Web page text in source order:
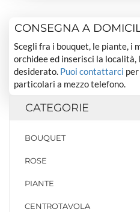
CONSEGNA A
Scegli fra i bouquet, le piante, i
orchidee ed inserisci la località,
desiderato. Puoi contattarci
particolari a mezzo telefono.
CATEGORIE
BOUQUET
ROSE
PIANTE
CENTROTAVOLA